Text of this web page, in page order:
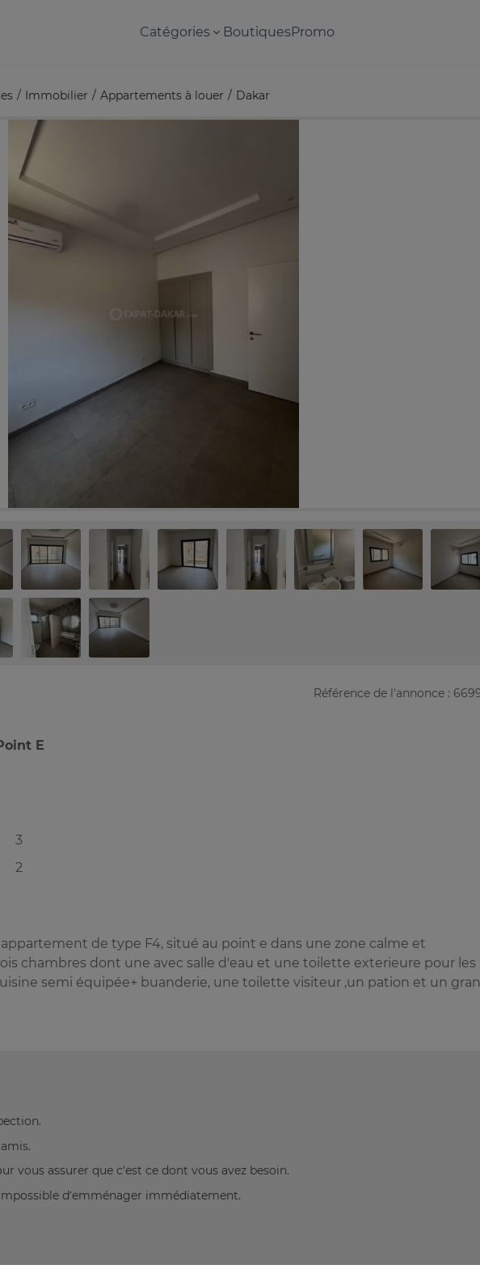
Catégories BoutiquesPromo
Immobilier Appartements à louer Dakar
Référence de l'annonce :
E
3
2
de type F4, situé au point e dans une zone calme et
chambres dont une avec salle d'eau et une toilette exterieure pour les
semi équipée+ buanderie, une toilette visiteur ,un pation et un
vous assurer que c’est ce dont vous avez besoin.
impossible d’emménager immédiatement.